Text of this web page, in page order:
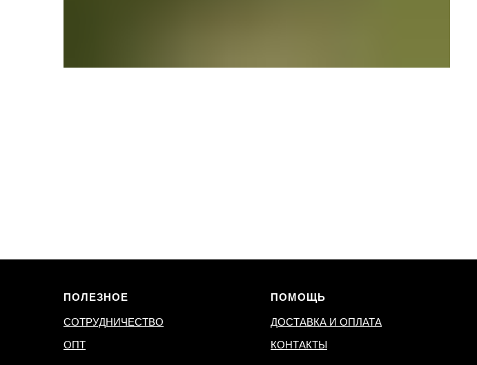
ПОЛЕЗНОЕ
СОТРУДНИЧЕСТВО
ОПТ
ПОМОЩЬ
ДОСТАВКА И ОПЛАТА
КОНТАКТЫ